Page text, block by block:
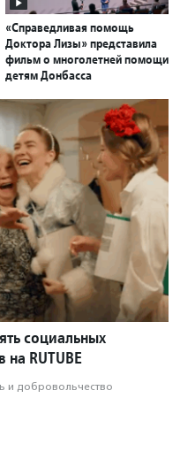
«Справедливая помощь
Доктора Лизы» представила
фильм о многолетней помощи
детям Донбасса
социальных
RUTUBE
и доброволь­чест­во